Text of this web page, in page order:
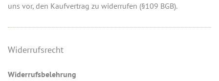
uns vor, den Kaufvertrag zu widerrufen (§109 BGB).
Widerrufsrecht
Widerrufsbelehrung